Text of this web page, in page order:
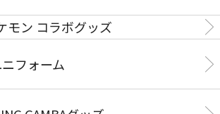
ン コラボグッズ
フォーム